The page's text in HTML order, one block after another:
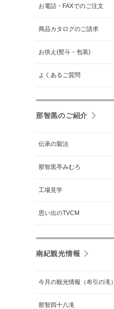
お電話・FAXでのご注文
商品カタログのご請求
お供え(熨斗・包装)
よくあるご質問
那智黒のご紹介
伝承の製法
那智黒亭みむろ
工場見学
思い出のTVCM
南紀観光情報
今月の観光情報（布引の滝）
那智四十八滝